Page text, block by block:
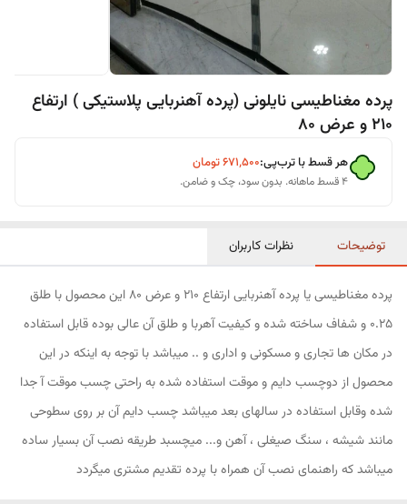
پرده مغناطیسی نایلونی (پرده آهنربایی پلاستیکی ) ارتفاع
210 و عرض 80
هر قسط با ترب‌پی:۶۷۱٬۵۰۰تومان
۴ قسط ماهانه. بدون سود، چک و ضامن.
توضیحات نظرات کاربران
پرده مغناطیسی یا پرده آهنربایی ارتفاع 210 و عرض 80 این محصول با طلق
0.25 و شفاف ساخته شده و کیفیت آهربا و طلق آن عالی بوده قابل استفاده
در مکان ها تجاری و مسکونی و اداری و .. میباشد با توجه به اینکه در این
محصول از دوچسب دایم و موقت استفاده شده به راحتی چسب موقت آ جدا
شده وقابل استفاده در سالهای بعد میباشد چسب دایم آن بر روی سطوحی
مانند شیشه ، سنگ صیغلی ، آهن و... میچسبد طریقه نصب آن بسیار ساده
میباشد که راهنمای نصب آن همراه با پرده تقدیم مشتری میگردد